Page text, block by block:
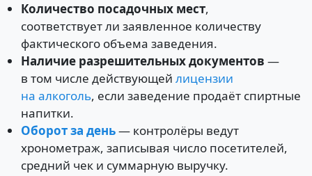
Количество посадочных мест,
соответствует ли заявленное количеству
фактического объема заведения.
Наличие разрешительных документов —
в том числе действующей лицензии
на алкоголь, если заведение продаёт спиртные
напитки.
Оборот за день— контролёры ведут
хронометраж, записывая число посетителей,
средний чек и суммарную выручку.